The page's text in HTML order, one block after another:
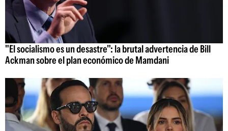
"El socialismo es un desastre": la brutal advertencia de Bill
Ackman sobre el plan económico de Mamdani